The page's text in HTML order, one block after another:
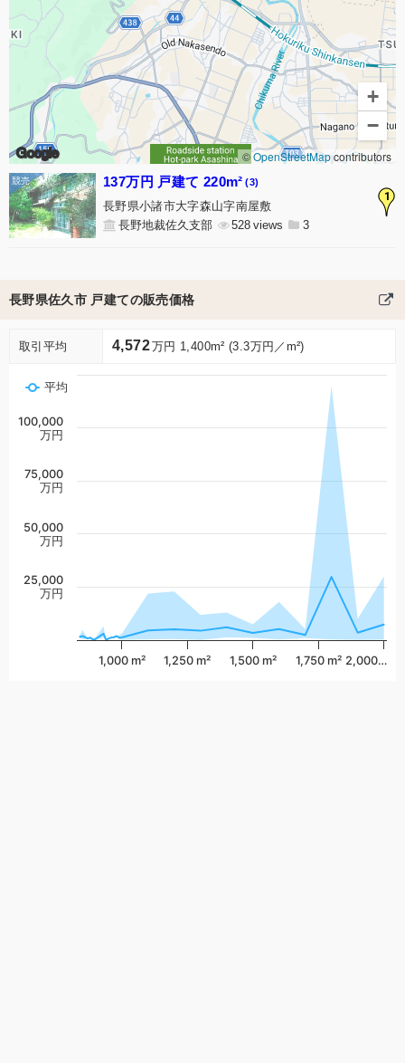
Google
+
−
©OpenStreetMapcontributors
1
137万円 戸建て 220m² (3)
長野県小諸市大字森山字南屋敷
長野地裁佐久支部
528 3
長野県佐久市 戸建ての販売価格
取引平均 4,572万円 1,400m² (3.3万円／m²)
平均
1,000 m² 1,250 m² 1,500 m² 1,750 m² 2,000…
25,000
万円
50,000
万円
75,000
万円
100,000
万円